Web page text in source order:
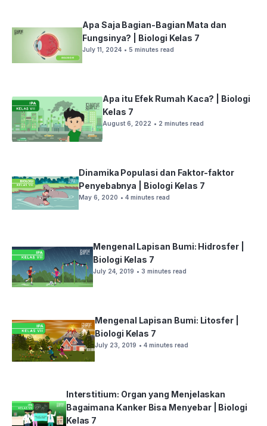
Apa Saja Bagian-Bagian Mata dan
Fungsinya? | Biologi Kelas 7
July 11, 2024 • 5 minutes read
Apa itu Efek Rumah Kaca? | Biologi
Kelas 7
August 6, 2022 • 2 minutes read
Dinamika Populasi dan Faktor-faktor
Penyebabnya | Biologi Kelas 7
May 6, 2020 • 4 minutes read
Mengenal Lapisan Bumi: Hidrosfer |
Biologi Kelas 7
July 24, 2019 • 3 minutes read
Mengenal Lapisan Bumi: Litosfer |
Biologi Kelas 7
July 23, 2019 • 4 minutes read
Interstitium: Organ yang Menjelaskan
Bagaimana Kanker Bisa Menyebar | Biologi
Kelas 7